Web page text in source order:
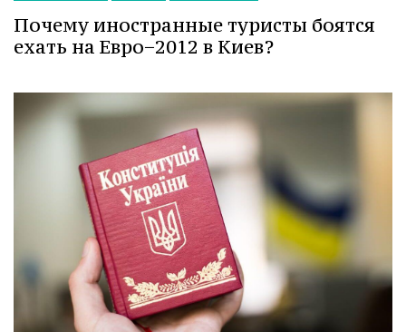
Почему иностранные туристы боятся
ехать на Евро−2012 в Киев?